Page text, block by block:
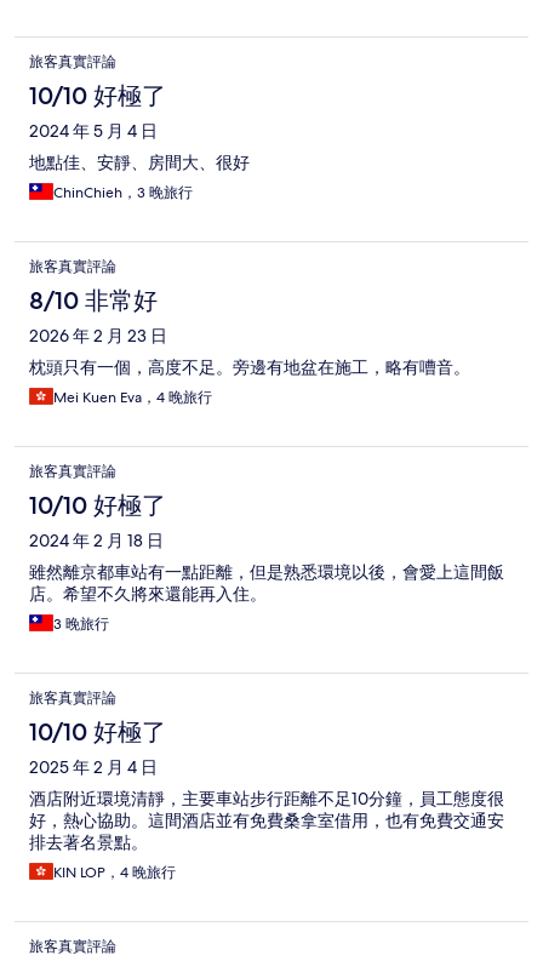
旅客真實評論
10/10 好極了
2024 年 5 月 4 日
地點佳、安靜、房間大、很好
ChinChieh，3 晚旅行
旅客真實評論
8/10 非常好
2026 年 2 月 23 日
枕頭只有一個，高度不足。旁邊有地盆在施工，略有嘈音。
Mei Kuen Eva，4 晚旅行
旅客真實評論
10/10 好極了
2024 年 2 月 18 日
雖然離京都車站有一點距離，但是熟悉環境以後，會愛上這間飯
店。希望不久將來還能再入住。
3 晚旅行
旅客真實評論
10/10 好極了
2025 年 2 月 4 日
酒店附近環境清靜，主要車站步行距離不足10分鐘，員工態度很
好，熱心協助。這間酒店並有免費桑拿室借用，也有免費交通安
排去著名景點。
KIN LOP，4 晚旅行
旅客真實評論